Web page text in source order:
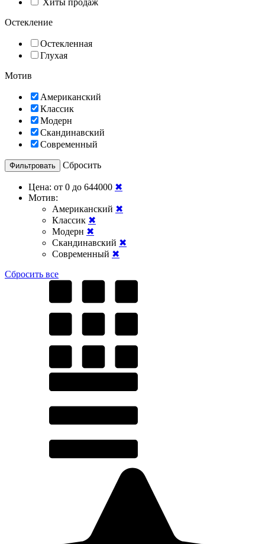
Остекление
Остекленная
Глухая
Мотив
Американский
Классик
Модерн
Скандинавский
Современный
Cбросить
Цена: от 0 до 644000 ✖
Мотив:
Американский ✖
Классик ✖
Модерн ✖
Скандинавский ✖
Современный ✖
Cбросить все